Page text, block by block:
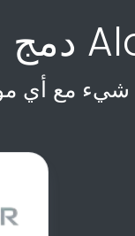
شيء مع أي